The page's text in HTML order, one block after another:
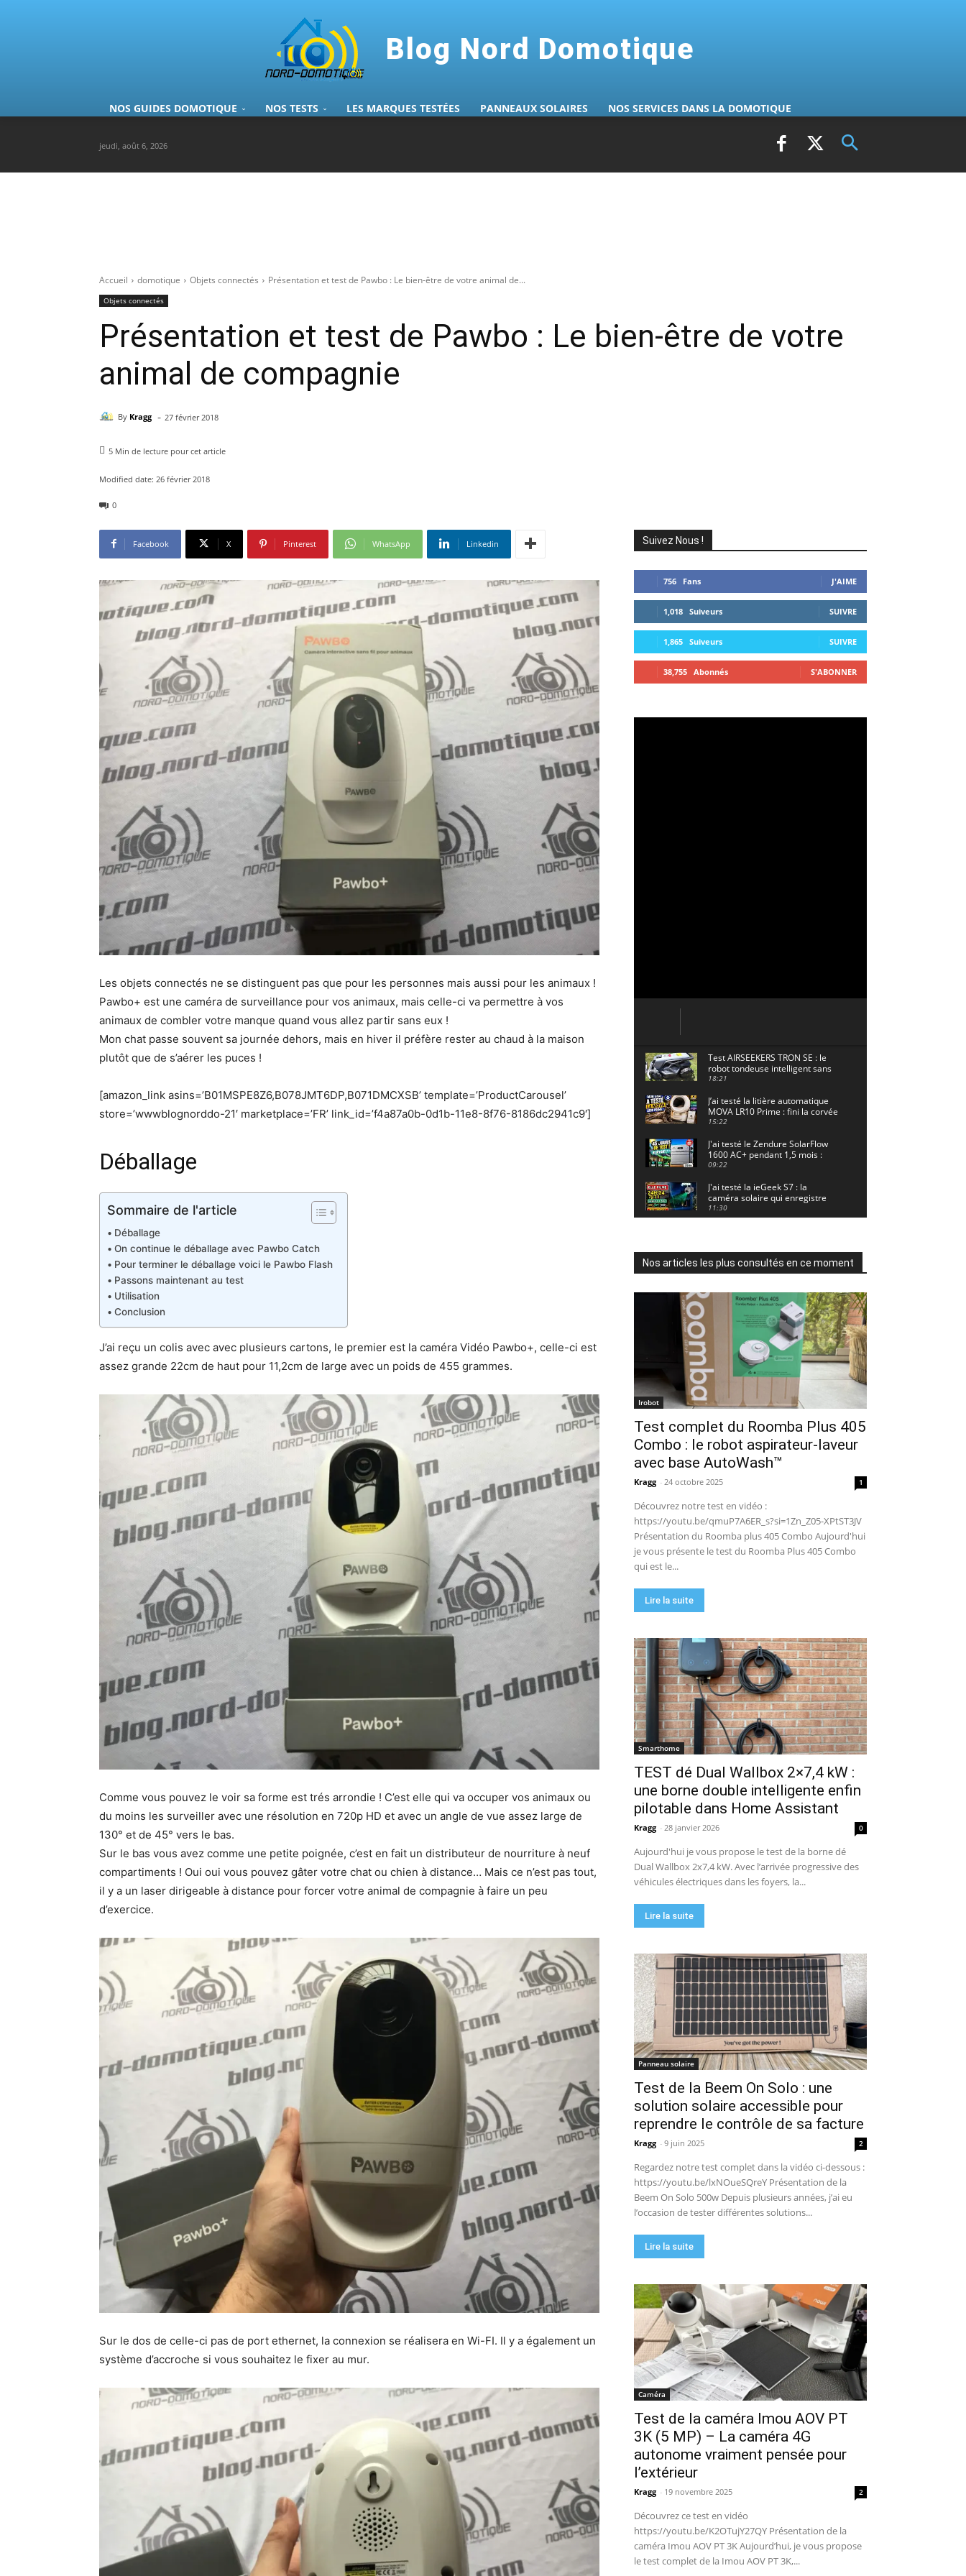
Blog Nord Domotique
NOS GUIDES DOMOTIQUE NOS TESTS LES MARQUES TESTÉES PANNEAUX SOLAIRES NOS SERVICES DANS LA DOMOTIQUE
jeudi, août 6, 2026
Accueil domotique Objets connectés Présentation et test de Pawbo : Le bien-être de votre animal de...
Objets connectés
Présentation et test de Pawbo : Le bien-être de votre
animal de compagnie
By Kragg - 27 février 2018
5 Min de lecture pour cet article
Modified date: 26 février 2018
0
Facebook X Pinterest WhatsApp Linkedin
Les objets connectés ne se distinguent pas que pour les personnes mais aussi pour les animaux !
Pawbo+ est une caméra de surveillance pour vos animaux, mais celle-ci va permettre à vos
animaux de combler votre manque quand vous allez partir sans eux !
Mon chat passe souvent sa journée dehors, mais en hiver il préfère rester au chaud à la maison
plutôt que de s’aérer les puces !
[amazon_link asins=’B01MSPE8Z6,B078JMT6DP,B071DMCXSB’ template=’ProductCarousel’
store=’wwwblognorddo-21′ marketplace=’FR’ link_id=’f4a87a0b-0d1b-11e8-8f76-8186dc2941c9′]
Déballage
Sommaire de l'article
Déballage
On continue le déballage avec Pawbo Catch
Pour terminer le déballage voici le Pawbo Flash
Passons maintenant au test
Utilisation
Conclusion
J’ai reçu un colis avec avec plusieurs cartons, le premier est la caméra Vidéo Pawbo+, celle-ci est
assez grande 22cm de haut pour 11,2cm de large avec un poids de 455 grammes.
Comme vous pouvez le voir sa forme est trés arrondie ! C’est elle qui va occuper vos animaux ou
du moins les surveiller avec une résolution en 720p HD et avec un angle de vue assez large de
130° et de 45° vers le bas.
Sur le bas vous avez comme une petite poignée, c’est en fait un distributeur de nourriture à neuf
compartiments ! Oui oui vous pouvez gâter votre chat ou chien à distance… Mais ce n’est pas tout,
il y a un laser dirigeable à distance pour forcer votre animal de compagnie à faire un peu
d’exercice.
Sur le dos de celle-ci pas de port ethernet, la connexion se réalisera en Wi-FI. Il y a également un
système d’accroche si vous souhaitez le fixer au mur.
Suivez Nous !
756 Fans J'AIME
1,018 Suiveurs SUIVRE
1,865 Suiveurs SUIVRE
38,755 Abonnés S'ABONNER
Test AIRSEEKERS TRON SE : le
robot tondeuse intelligent sans
câble pour 1500 m² !
18:21
J’ai testé la litière automatique
MOVA LR10 Prime : fini la corvée
? 🐱
15:22
J'ai testé le Zendure SolarFlow
1600 AC+ pendant 1,5 mois :
voici les résultats ! ☀️🔋
09:22
J'ai testé la ieGeek S7 : la
caméra solaire qui enregistre
24/7 grâce à l'AOV ! ☀️📹
11:30
18/07/2026
02:33
Guirlande Guinguette Solaire
puissance en extérieur ? Test
complet
04:38
Aiper Scuba V3 : le meilleur
robot de piscine sans fil ? Mon
test complet !
UGREEN NASync DXP4800 Pro :
le NAS qui va faire trembler
Synology et QNAP ?! (Test
🏆 Sunseeker S4 : le robot
cartographie votre jardin tout
seul.
09:48
DJI Power 1000 Mini : j'ai testé
cette station d'énergie
compacte… elle m'a bluffé !
11:56
Nos articles les plus consultés en ce moment
Irobot
Test complet du Roomba Plus 405
Combo : le robot aspirateur-laveur
avec base AutoWash™
Kragg - 24 octobre 2025 1
Découvrez notre test en vidéo :
https://youtu.be/qmuP7A6ER_s?si=1Zn_Z05-XPtST3JV
Présentation du Roomba plus 405 Combo Aujourd'hui
je vous présente le test du Roomba Plus 405 Combo
qui est le...
Lire la suite
Smarthome
TEST dé Dual Wallbox 2×7,4 kW :
une borne double intelligente enfin
pilotable dans Home Assistant
Kragg - 28 janvier 2026 0
Aujourd'hui je vous propose le test de la borne dé
Dual Wallbox 2x7,4 kW. Avec l’arrivée progressive des
véhicules électriques dans les foyers, la...
Lire la suite
Panneau solaire
Test de la Beem On Solo : une
solution solaire accessible pour
reprendre le contrôle de sa facture
Kragg - 9 juin 2025 2
Regardez notre test complet dans la vidéo ci-dessous :
https://youtu.be/lxNOueSQreY Présentation de la
Beem On Solo 500w Depuis plusieurs années, j’ai eu
l’occasion de tester différentes solutions...
Lire la suite
Caméra
Test de la caméra Imou AOV PT
3K (5 MP) – La caméra 4G
autonome vraiment pensée pour
l’extérieur
Kragg - 19 novembre 2025 2
Découvrez ce test en vidéo
https://youtu.be/K2OTujY27QY Présentation de la
caméra Imou AOV PT 3K Aujourd’hui, je vous propose
le test complet de la Imou AOV PT 3K,...